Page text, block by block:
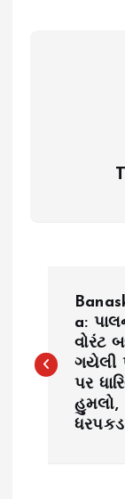
s
a:
વોરંટ
ગયેલી
પર
હુમલો,
ધરપકડ